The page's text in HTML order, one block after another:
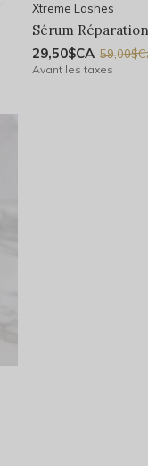
Xtreme Lashes
Sérum
29,50$CA
Avant les taxes